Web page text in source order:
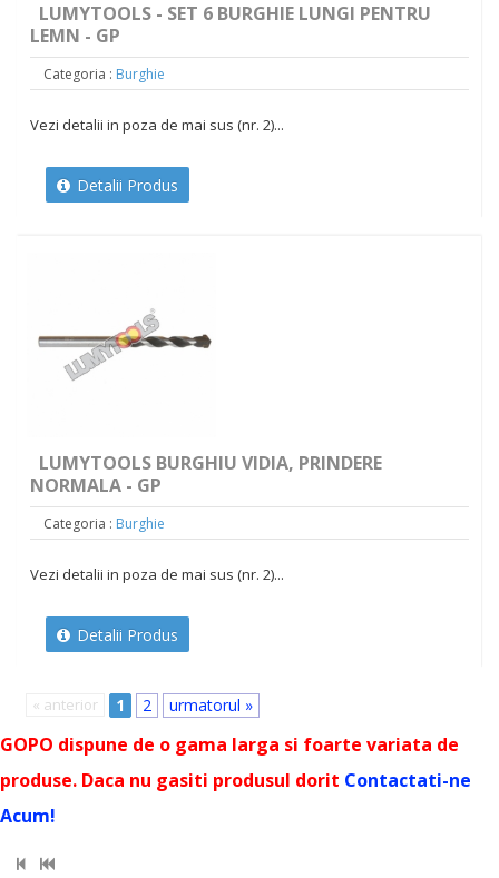
LUMYTOOLS - SET 6 BURGHIE LUNGI PENTRU
LEMN - GP
Categoria : Burghie
Vezi detalii in poza de mai sus (nr. 2)...
Detalii Produs
LUMYTOOLS BURGHIU VIDIA, PRINDERE
NORMALA - GP
Categoria : Burghie
Vezi detalii in poza de mai sus (nr. 2)...
Detalii Produs
« anterior 1 2 urmatorul »
GOPO dispune de o gama larga si foarte variata de
produse. Daca nu gasiti produsul dorit Contactati-ne
Acum!